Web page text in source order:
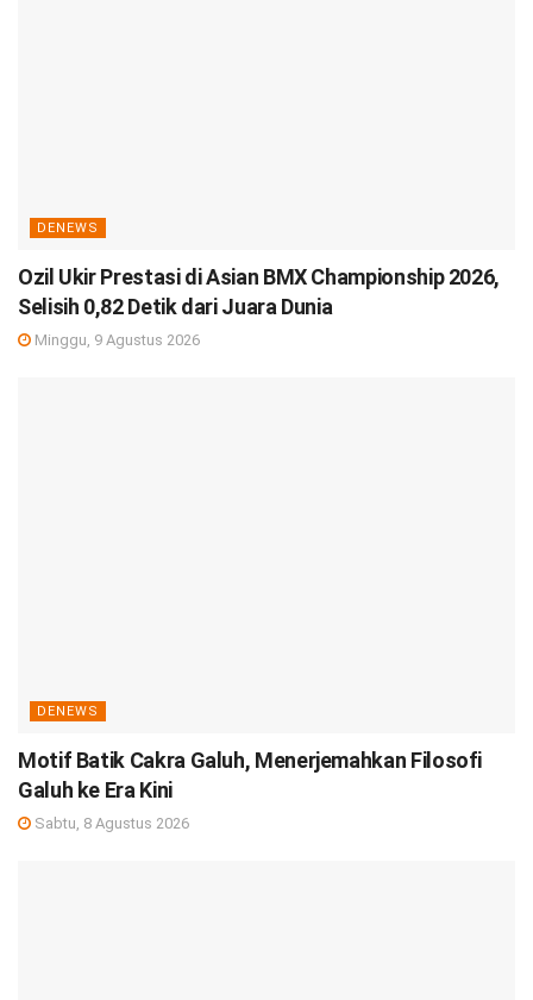
DENEWS
Ozil Ukir Prestasi di Asian BMX Championship 2026,
Selisih 0,82 Detik dari Juara Dunia
Minggu, 9 Agustus 2026
DENEWS
Motif Batik Cakra Galuh, Menerjemahkan Filosofi
Galuh ke Era Kini
Sabtu, 8 Agustus 2026